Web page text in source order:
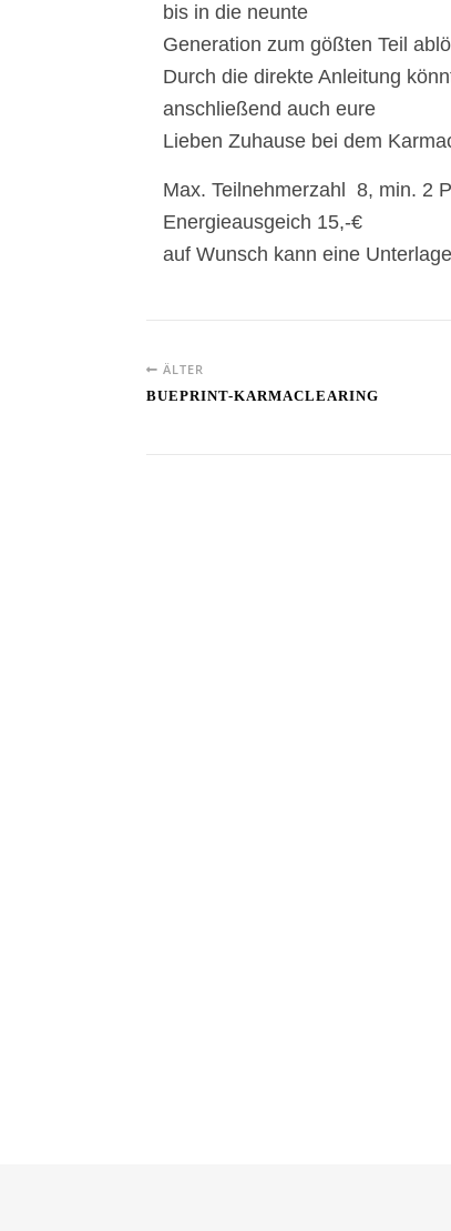
bis in die neunte
Generation zum gößten Teil
Durch die direkte Anleitung
anschließend auch eure
Lieben Zuhause bei dem
Max. Teilnehmerzahl 8, min. 2
Energieausgeich 15,-€
auf Wunsch kann eine
ÄLTER
BUEPRINT-KARMACLEARING